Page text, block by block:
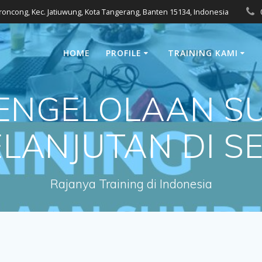
Kec. Jatiuwung, Kota Tangerang, Banten 15134, Indonesia
HOME PROFILE TRAINING KAMI
DI
Rajanya Training di Indonesia